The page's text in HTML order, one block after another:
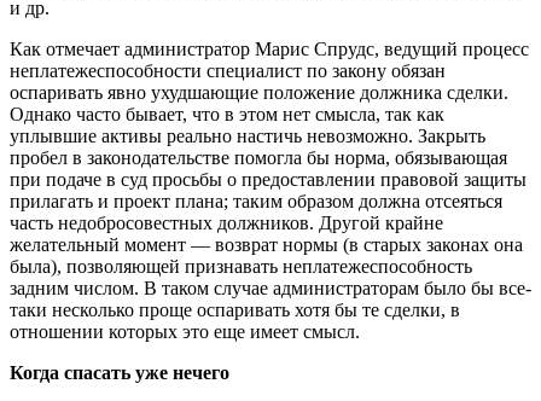
и др.
Как отмечает администратор Марис Спрудс, ведущий процесс
неплатежеспособности специалист по закону обязан
оспаривать явно ухудшающие положение должника сделки.
Однако часто бывает, что в этом нет смысла, так как
уплывшие активы реально настичь невозможно. Закрыть
пробел в законодательстве помогла бы норма, обязывающая
при подаче в суд просьбы о предоставлении правовой защиты
прилагать и проект плана; таким образом должна отсеяться
часть недобросовестных должников. Другой крайне
желательный момент — возврат нормы (в старых законах она
была), позволяющей признавать неплатежеспособность
задним числом. В таком случае администраторам было бы все-
таки несколько проще оспаривать хотя бы те сделки, в
отношении которых это еще имеет смысл.
Когда спасать уже нечего